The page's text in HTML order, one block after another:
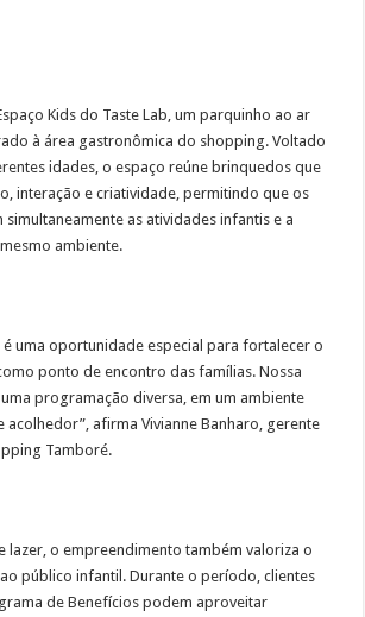
Kids do Taste Lab, um parquinho ao ar
à área gastronômica do shopping. Voltado
idades, o espaço reúne brinquedos que
interação e criatividade, permitindo que os
as atividades infantis e a
ambiente.
uma oportunidade especial para fortalecer o
ponto de encontro das famílias. Nossa
programação diversa, em um ambiente
acolhedor”, afirma Vivianne Banharo, gerente
Tamboré.
lazer, o empreendimento também valoriza o
público infantil. Durante o período, clientes
de Benefícios podem aproveitar